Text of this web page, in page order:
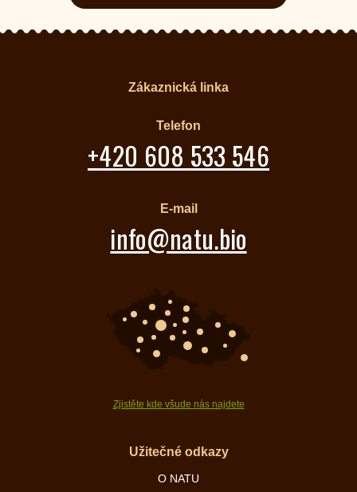
Zákaznická linka
Telefon
+420 608 533 546
E-mail
info@natu.bio
Zjistěte kde všude nás najdete
Užitečné odkazy
O NATU